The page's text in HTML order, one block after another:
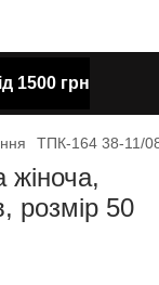
1500 грн
ТПК-164 38-11/
розмір 50